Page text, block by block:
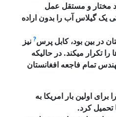
مختار و مستقل عمل
یک گیلاس آب را بدون اراده
در بین بود، کابل پرس? نیز
تکرار میکند. در حالیکه
تمام فاجعه افغانستان
اولین بار امریکا به
تحمیل کرد.